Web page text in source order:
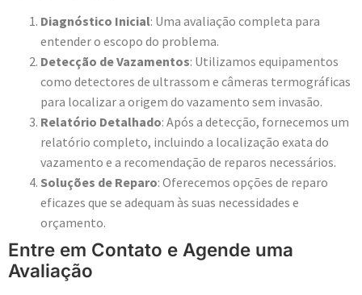
Diagnóstico Inicial: Uma avaliação completa para
entender o escopo do problema.
Detecção de Vazamentos: Utilizamos equipamentos
como detectores de ultrassom e câmeras termográficas
para localizar a origem do vazamento sem invasão.
Relatório Detalhado: Após a detecção, fornecemos um
relatório completo, incluindo a localização exata do
vazamento e a recomendação de reparos necessários.
Soluções de Reparo: Oferecemos opções de reparo
eficazes que se adequam às suas necessidades e
orçamento.
Entre em Contato e Agende uma
Avaliação